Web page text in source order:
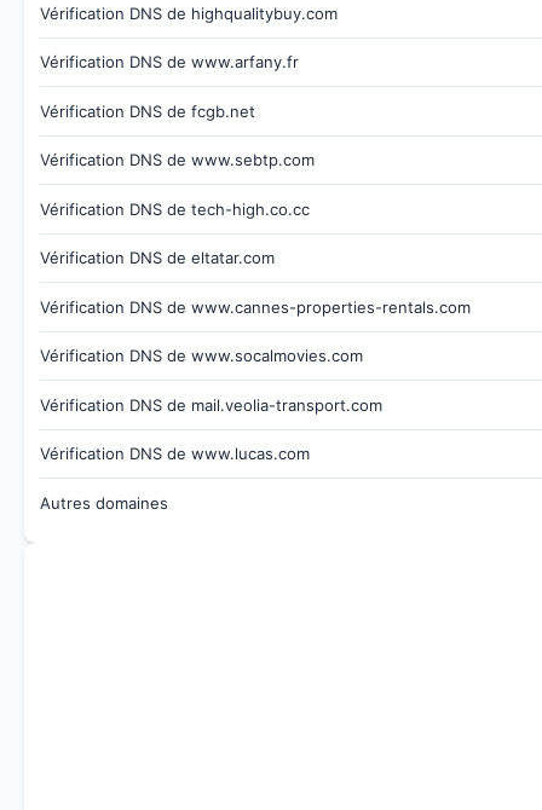
Vérification DNS de highqualitybuy.com
Vérification DNS de www.arfany.fr
Vérification DNS de fcgb.net
Vérification DNS de www.sebtp.com
Vérification DNS de tech-high.co.cc
Vérification DNS de eltatar.com
Vérification DNS de www.cannes-properties-rentals.com
Vérification DNS de www.socalmovies.com
Vérification DNS de mail.veolia-transport.com
Vérification DNS de www.lucas.com
Autres domaines